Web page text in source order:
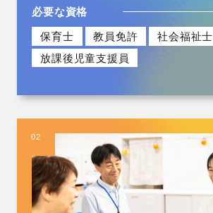
必要な資格
保育士 教員免許
社会福祉士
放課後児童支援員
02